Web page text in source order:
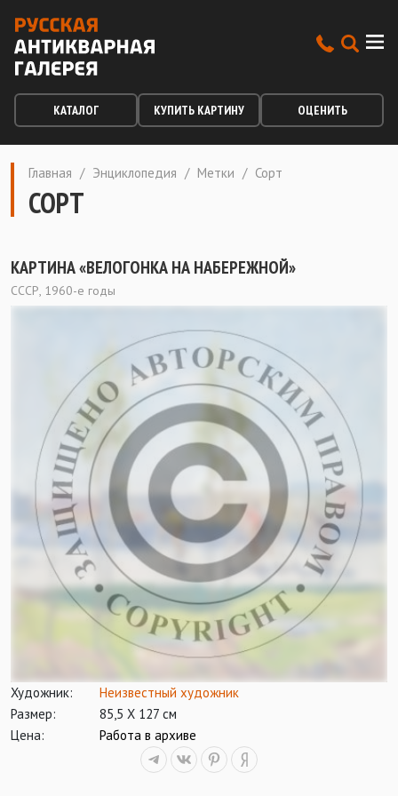
КАТАЛОГ КУПИТЬ КАРТИНУ ОЦЕНИТЬ
Главная / Энциклопедия / Метки / Сорт
СОРТ
КАРТИНА «ВЕЛОГОНКА НА НАБЕРЕЖНОЙ»
СССР, 1960-е годы
Художник:
Неизвестный художник
Размер:
85,5 Х 127 см
Цена:
Работа в архиве